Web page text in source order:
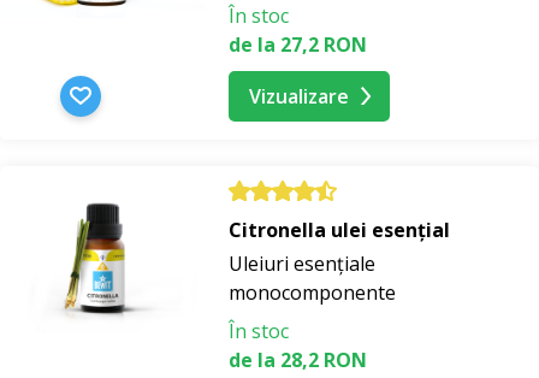
În stoc
de la 27,2 RON
Vizualizare
Citronella ulei esențial
Uleiuri esențiale
monocomponente
În stoc
de la 28,2 RON